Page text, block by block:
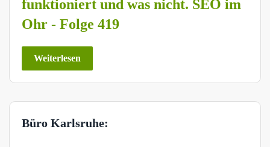
funktioniert und was nicht. SEO im
Ohr - Folge 419
Weiterlesen
Büro Karlsruhe: